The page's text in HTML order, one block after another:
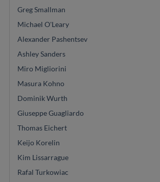
Greg Smallman
Michael O'Leary
Alexander Pashentsev
Ashley Sanders
Miro Migliorini
Masura Kohno
Dominik Wurth
Giuseppe Guagliardo
Thomas Eichert
Keijo Korelin
Kim Lissarrague
Rafal Turkowiac